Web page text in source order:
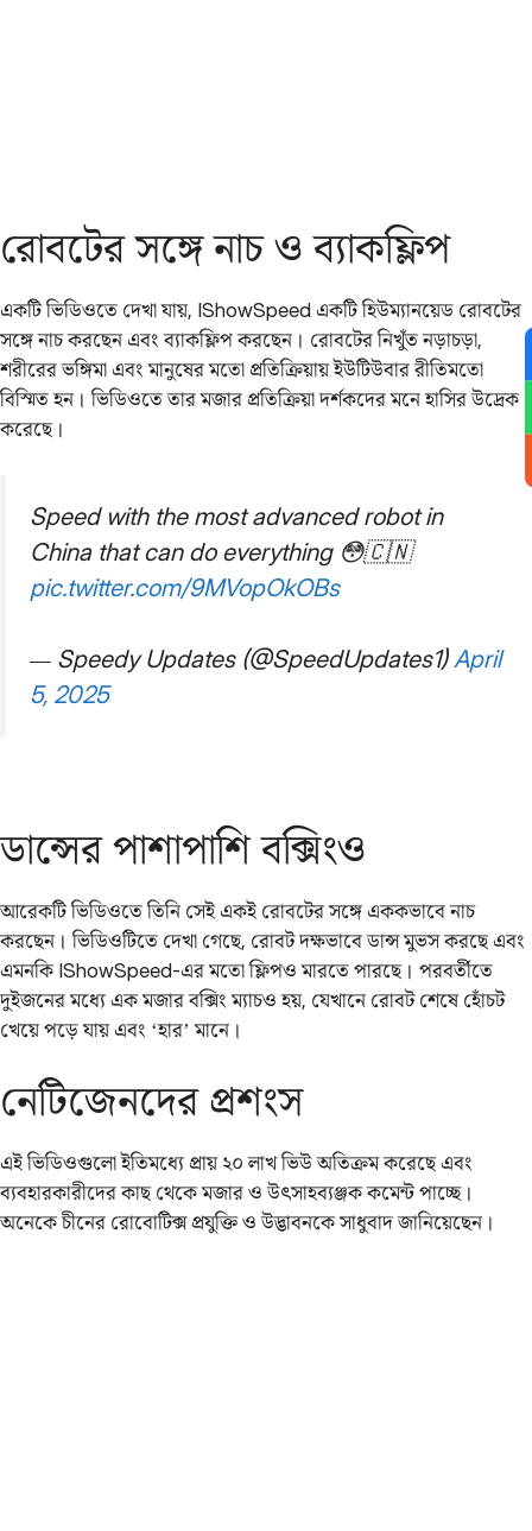
রোবটের সঙ্গে নাচ ও ব্যাকফ্লিপ
একটি ভিডিওতে দেখা যায়, IShowSpeed একটি হিউম্যানয়েড রোবটের
সঙ্গে নাচ করছেন এবং ব্যাকফ্লিপ করছেন। রোবটের নিখুঁত নড়াচড়া,
শরীরের ভঙ্গিমা এবং মানুষের মতো প্রতিক্রিয়ায় ইউটিউবার রীতিমতো
বিস্মিত হন। ভিডিওতে তার মজার প্রতিক্রিয়া দর্শকদের মনে হাসির উদ্রেক
করেছে।
Speed with the most advanced robot in
China that can do everything 😳🇨🇳
pic.twitter.com/9MVopOkOBs
— Speedy Updates (@SpeedUpdates1)April
5, 2025
ডান্সের পাশাপাশি বক্সিংও
আরেকটি ভিডিওতে তিনি সেই একই রোবটের সঙ্গে এককভাবে নাচ
করছেন। ভিডিওটিতে দেখা গেছে, রোবট দক্ষভাবে ডান্স মুভস করছে এবং
এমনকি IShowSpeed-এর মতো ফ্লিপও মারতে পারছে। পরবর্তীতে
দুইজনের মধ্যে এক মজার বক্সিং ম্যাচও হয়, যেখানে রোবট শেষে হোঁচট
খেয়ে পড়ে যায় এবং ‘হার’ মানে।
নেটিজেনদের প্রশংস
এই ভিডিওগুলো ইতিমধ্যে প্রায় ২০ লাখ ভিউ অতিক্রম করেছে এবং
ব্যবহারকারীদের কাছ থেকে মজার ও উৎসাহব্যঞ্জক কমেন্ট পাচ্ছে।
অনেকে চীনের রোবোটিক্স প্রযুক্তি ও উদ্ভাবনকে সাধুবাদ জানিয়েছেন।